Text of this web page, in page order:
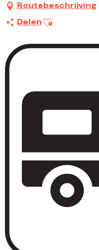
Routebeschrijving
Delen Ajouter aux